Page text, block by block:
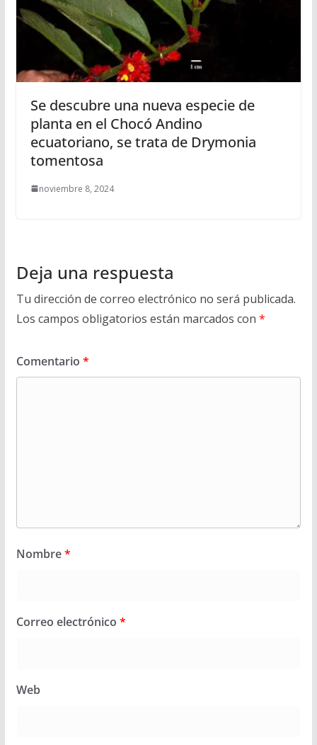
Se descubre una nueva especie de
planta en el Chocó Andino
ecuatoriano, se trata de Drymonia
tomentosa
noviembre 8, 2024
Deja una respuesta
Tu dirección de correo electrónico no será publicada.
Los campos obligatorios están marcados con *
Comentario *
Nombre*
Correo electrónico *
Web